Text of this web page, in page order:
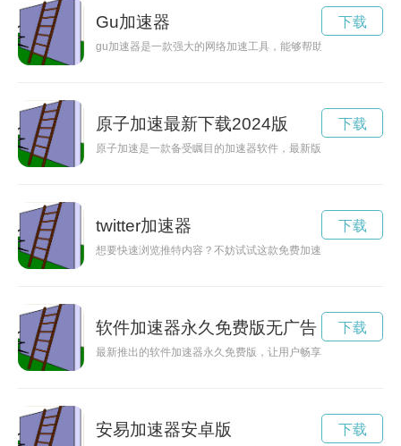
Gu加速器
gu加速器是一款强大的网络加速工具，能够帮助用户快速稳定
下载
原子加速最新下载2024版
原子加速是一款备受瞩目的加速器软件，最新版将于2024年发
下载
twitter加速器
想要快速浏览推特内容？不妨试试这款免费加速推特的软件，
下载
软件加速器永久免费版无广告
最新推出的软件加速器永久免费版，让用户畅享全新的上网体
下载
安易加速器安卓版 下载